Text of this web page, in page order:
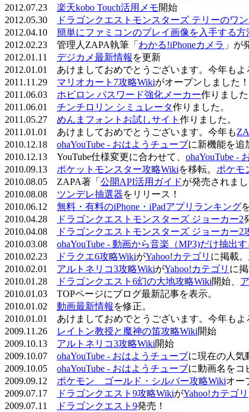
2012.07.23 楽天kobo Touch活用メモ開始
2012.05.30
ドラゴンクエストモンスターズ テリーのワ
2012.04.10 簡単にファミコンのプレイ画像を入手する方
2012.02.23 管理人ZAPA執筆「 わかる!iPhoneカメラ 」が
2012.01.11 デジカメ最新情報 を更新
2012.01.01 あけましておめでとうございます。今年もよ
2011.11.29 マリオカート7攻略Wikiがオープンしました！
2011.06.03 ホビロン パスワード強化メーカー作りました
2011.06.01 チンチロリン シミュレータ作りました。
2011.05.27 めんまフォントお試しサイト 作りました。
2011.01.01 あけましておめでとうございます。今年も
2010.12.18 ohaYouTube - おはようチューブに新機能を追
2010.12.13 YouTube仕様変更に合わせて、 ohaYouTube -
2010.09.13 ポケットモンスター攻略Wikiを移転。 ポケモ
2010.08.05 ZAPA著「 公開API活用ガイドが発売されまし
2010.08.08 ツンデレ抽選器をリリース！
2010.06.12 無料・有料のiPhone・iPadアプリランキング
2010.04.28
ドラゴンクエストモンスターズ ジョーカー2
2010.04.08
ドラゴンクエストモンスターズ ジョーカー2
2010.03.08 ohaYouTube - 動画から音楽（MP3)だけ抽出
2010.02.23
ドラクエ6攻略WikiがYahoo!カテゴリ に掲載。
2010.02.01 アルトネリコ3攻略WikiがYahoo!カテゴリ に
2010.01.28
ドラゴンクエスト6幻の大地攻略Wiki開始、
2010.01.03 TOPページにブログ最新記事を表示。
2010.01.02 動画最新情報 を修正。
2010.01.01 あけましておめでとうございます。今年もよ
2009.11.26
レイトン教授と魔神の笛攻略Wiki開始
2009.10.13 アルトネリコ3攻略Wiki開始
2009.10.07 ohaYouTube - おはようチューブに現在の人気
2009.10.05 ohaYouTube - おはようチューブに動画名をコ
2009.09.12 ポケモン ゴールド・シルバー攻略Wikiオー
2009.07.17
ドラゴンクエスト9攻略WikiがYahoo!カテゴリ
2009.07.11
ドラゴンクエスト9発売！